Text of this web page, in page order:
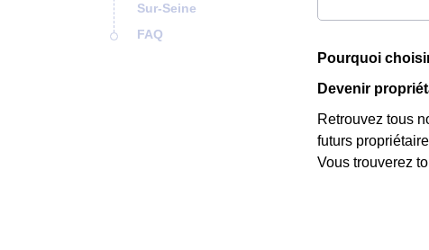
Sur-Seine
FAQ
Pourquoi
Devenir
Retrouvez tous
futurs
Vous trouverez